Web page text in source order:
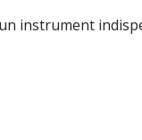
instrument